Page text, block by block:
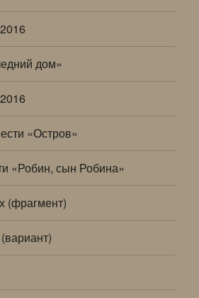
дом»
«Остров»
«Робин, сын Робина»
(фрагмент)